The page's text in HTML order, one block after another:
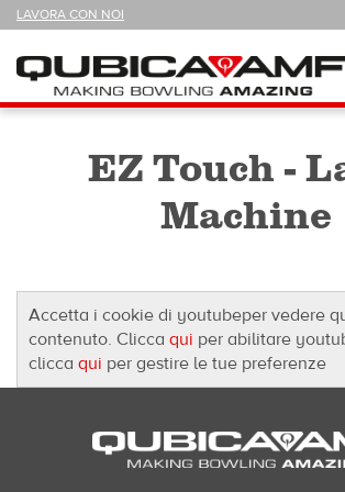
LAVORA CON NOI
SU
Sezioni
EZ Touch -
Machine
Accetta i cookie di youtubeper vedere
contenuto. Clicca qui per abilitare
clicca qui per gestire le tue preferenze